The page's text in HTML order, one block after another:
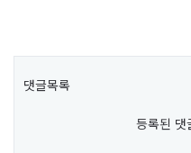
댓글목록
등록된 댓